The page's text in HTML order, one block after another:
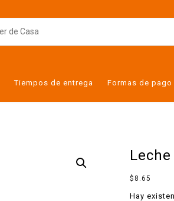
Tiempos de entrega Formas de pago
$ 8.65
Hay